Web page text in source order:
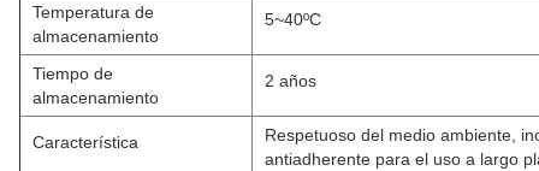
Temperatura de
almacenamiento
5~40ºC
Tiempo de
almacenamiento
2 años
Característica
Respetuoso del medio ambiente,
antiadherente para el uso a largo